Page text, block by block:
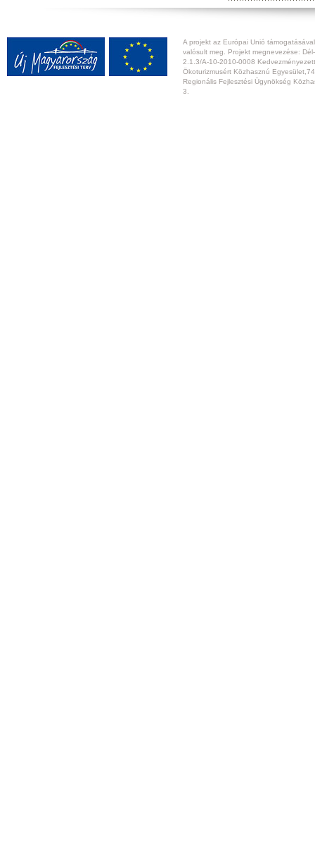
A projekt az Európai Unió
valósult meg. Projekt megnevezése:
2.1.3/A-10-2010-0008
Ökoturizmusért Közhasznú
Regionális Fejlesztési Ügynökség
3.